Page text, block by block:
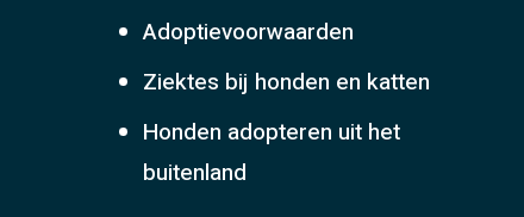
Adoptievoorwaarden
Ziektes bij honden en katten
Honden adopteren uit het
buitenland